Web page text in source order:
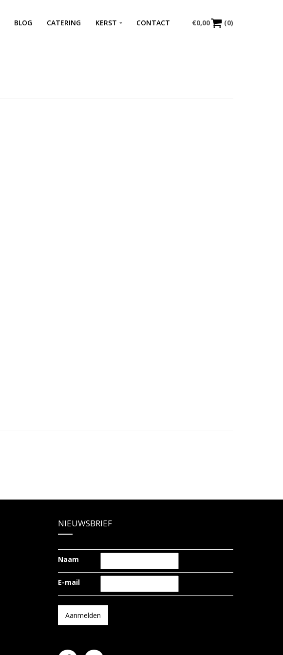
€0,00 (0)
BLOG CATERING KERST CONTACT
NIEUWSBRIEF
Naam
E-mail